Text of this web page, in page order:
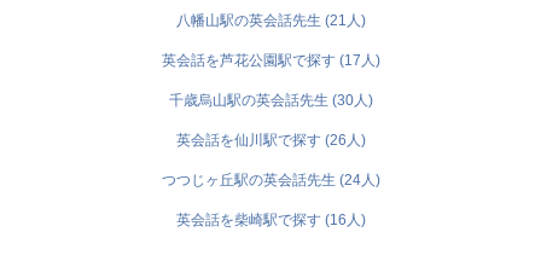
八幡山駅の英会話先生 (21人)
英会話を芦花公園駅で探す (17人)
千歳烏山駅の英会話先生 (30人)
英会話を仙川駅で探す (26人)
つつじヶ丘駅の英会話先生 (24人)
英会話を柴崎駅で探す (16人)